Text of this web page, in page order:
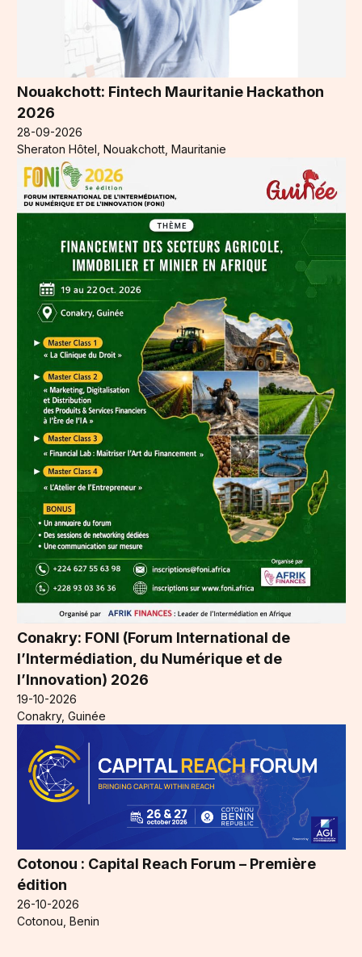
Nouakchott: Fintech Mauritanie Hackathon
2026
28-09-2026
Sheraton Hôtel, Nouakchott, Mauritanie
Conakry: FONI (Forum International de
l’Intermédiation, du Numérique et de
l’Innovation) 2026
19-10-2026
Conakry, Guinée
Cotonou : Capital Reach Forum – Première
édition
26-10-2026
Cotonou, Benin